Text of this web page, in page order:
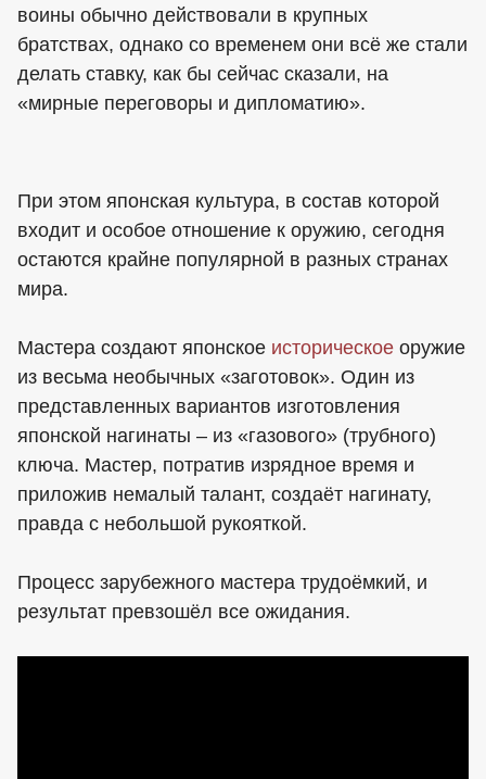
воины обычно действовали в крупных
братствах, однако со временем они всё же стали
делать ставку, как бы сейчас сказали, на
«мирные переговоры и дипломатию».
При этом японская культура, в состав которой
входит и особое отношение к оружию, сегодня
остаются крайне популярной в разных странах
мира.
Мастера создают японское историческое оружие
из весьма необычных «заготовок». Один из
представленных вариантов изготовления
японской нагинаты – из «газового» (трубного)
ключа. Мастер, потратив изрядное время и
приложив немалый талант, создаёт нагинату,
правда с небольшой рукояткой.
Процесс зарубежного мастера трудоёмкий, и
результат превзошёл все ожидания.